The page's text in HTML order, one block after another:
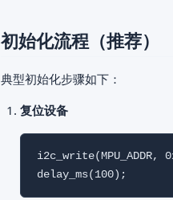
初始化流程（推荐）
典型初始化步骤如下：
复位设备
i2c_write(MPU_ADDR,